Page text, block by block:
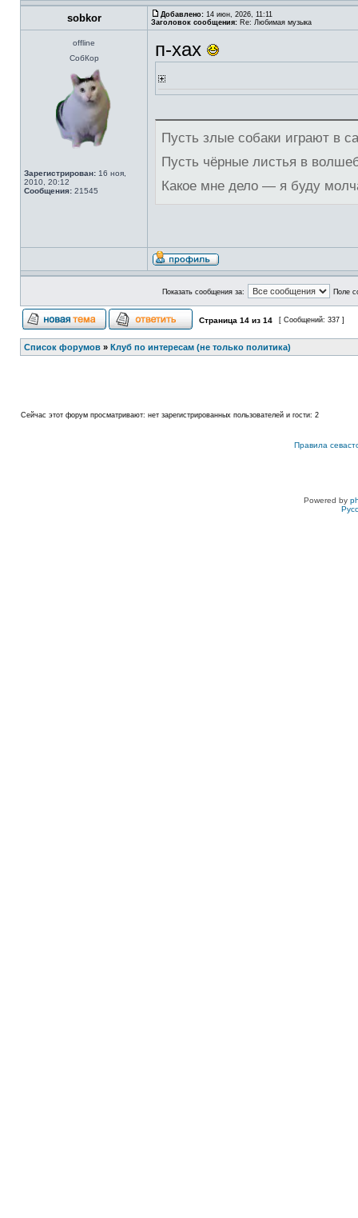
sobkor Добавлено: 14 июн, 2026, 11:11
Заголовок сообщения: Re: Любимая музыка
offline
СобКор
Зарегистрирован: 16 ноя,
2010, 20:12
Сообщения: 21545
п-хах
Пусть злые собаки играют в
Пусть чёрные листья в
Какое мне дело — я буду
Показать сообщения за: Поле
Страница 14 из 14 [ Сообщений: 337 ]
Список форумов » Клуб по интересам (не только политика)
Сейчас этот форум просматривают: нет зарегистрированных пользователей и гости: 2
Правила
Powered by